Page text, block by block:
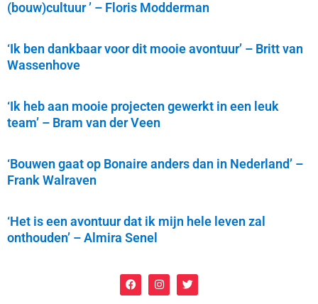
(bouw)cultuur ’ – Floris Modderman
‘Ik ben dankbaar voor dit mooie avontuur’ – Britt van
Wassenhove
‘Ik heb aan mooie projecten gewerkt in een leuk
team’ – Bram van der Veen
‘Bouwen gaat op Bonaire anders dan in Nederland’ –
Frank Walraven
‘Het is een avontuur dat ik mijn hele leven zal
onthouden’ – Almira Senel